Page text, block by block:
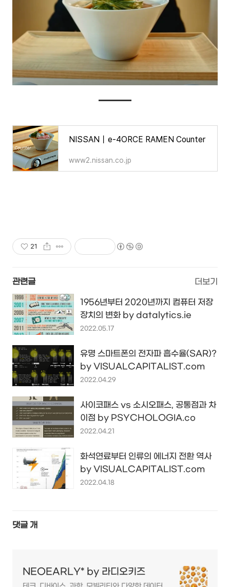
NISSAN丨e-4ORCE RAMEN Counter
www2.nissan.co.jp
21
관련글 더보기
1956년부터 2020년까지 컴퓨터 저장
장치의 변화 by datalytics.ie
2022.05.17
유명 스마트폰의 전자파 흡수율(SAR)?
by VISUALCAPITALIST.com
2022.04.29
사이코패스 vs 소시오패스, 공통점과 차
이점 by PSYCHOLOGIA.co
2022.04.21
화석연료부터 인류의 에너지 전환 역사
by VISUALCAPITALIST.com
2022.04.18
댓글 개
NEOEARLY* by 라디오키즈